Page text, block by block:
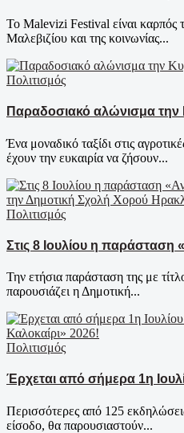
Το Malevizi Festival είναι καρπός
Μαλεβιζίου και της κοινωνίας...
Πολιτισμός
Παραδοσιακό αλώνισμα
Ένα μοναδικό ταξίδι στις
έχουν την ευκαιρία να ζήσουν...
Πολιτισμός
Στις 8 Ιουλίου η παράσταση
Την ετήσια παράσταση της με
παρουσιάζει η Δημοτική...
Πολιτισμός
Έρχεται από σήμερα 1η
Περισσότερες από 125
είσοδο, θα παρουσιαστούν...